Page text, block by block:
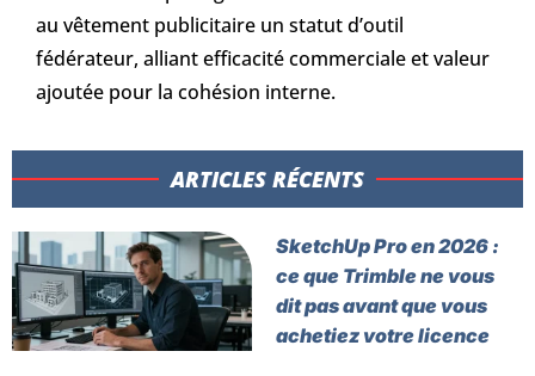
au vêtement publicitaire un statut d’outil
fédérateur, alliant efficacité commerciale et valeur
ajoutée pour la cohésion interne.
ARTICLES RÉCENTS​
SketchUp Pro en 2026 :
ce que Trimble ne vous
dit pas avant que vous
achetiez votre licence